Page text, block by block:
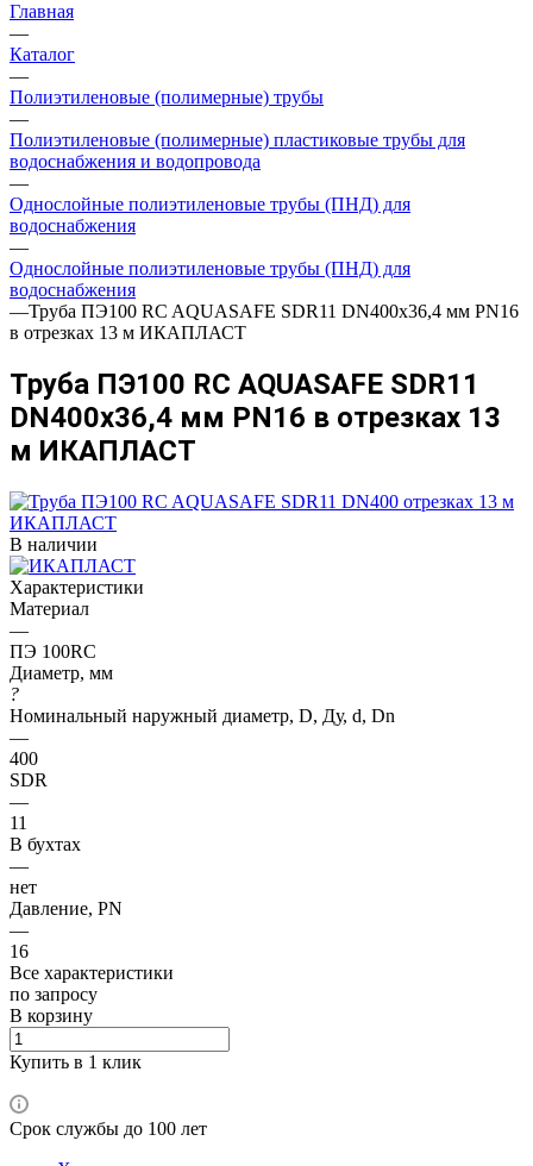
Главная
—
Каталог
—
Полиэтиленовые (полимерные) трубы
—
Полиэтиленовые (полимерные) пластиковые трубы для
водоснабжения и водопровода
—
Однослойные полиэтиленовые трубы (ПНД) для
водоснабжения
—
Однослойные полиэтиленовые трубы (ПНД) для
водоснабжения
—Труба ПЭ100 RC AQUASAFE SDR11 DN400х36,4 мм PN16
в отрезках 13 м ИКАПЛАСТ
Труба ПЭ100 RC AQUASAFE SDR11
DN400х36,4 мм PN16 в отрезках 13
м ИКАПЛАСТ
В наличии
Характеристики
Материал
—
ПЭ 100RC
Диаметр, мм
?
Номинальный наружный диаметр, D, Ду, d, Dn
—
400
SDR
—
11
В бухтах
—
нет
Давление, PN
—
16
Все характеристики
по запросу
В корзину
Купить в 1 клик
Срок службы до 100 лет